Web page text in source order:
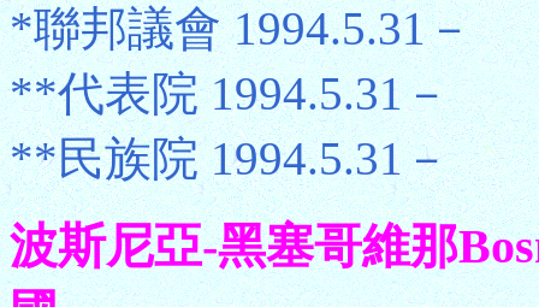
*聯邦議會 1994.5.31－
**代表院 1994.5.31－
**民族院 1994.5.31－
波斯尼亞-黑塞哥維那